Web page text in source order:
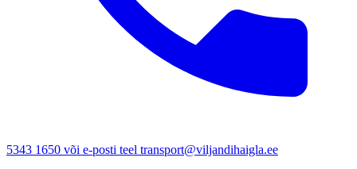
5343 1650 või e-posti teel transport@viljandihaigla.ee